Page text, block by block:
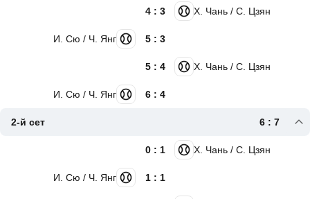
Х. Чань / С. Цзян
4 : 3
И. Сю / Ч. Янг 5 : 3
Х. Чань / С. Цзян
5 : 4
И. Сю / Ч. Янг 6 : 4
2-й сет 6 : 7
Х. Чань / С. Цзян
0 : 1
И. Сю / Ч. Янг 1 : 1